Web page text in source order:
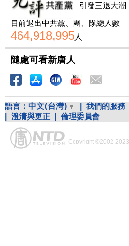
引發三退大潮
目前退出中共黨、團、隊總人數
464,918,995人
隨處可看新唐人
語言： 中文(台灣) 我們的服務
澄清與更正 倫理委員會
Copyright ©2002-2023